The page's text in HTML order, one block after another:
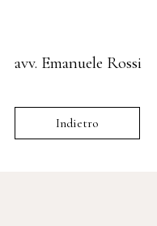
avv. Emanuele Rossi
Indietro